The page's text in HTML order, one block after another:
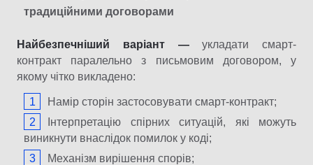
традиційними договорами
Найбезпечніший варіант —укладати смарт-
контракт паралельно з письмовим договором, у
якому чітко викладено:
Намір сторін застосовувати смарт-контракт;
Інтерпретацію спірних ситуацій, які можуть
виникнути внаслідок помилок у коді;
Механізм вирішення спорів;